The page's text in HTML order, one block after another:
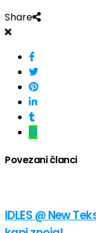
Share
Povezani članci
IDLES @ New